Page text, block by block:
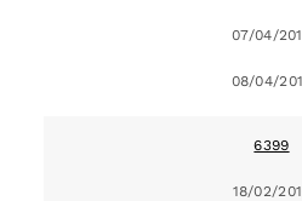
07/04/
08/04/
6399
18/02/